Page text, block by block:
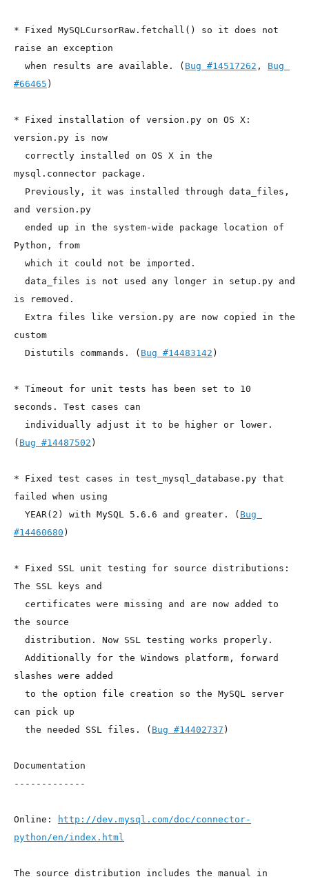
* Fixed MySQLCursorRaw.fetchall() so it does not
raise an exception
  when results are available. (
Bug #14517262 , Bug
#66465 )
* Fixed installation of version.py on OS X:
version.py is now
mysql.connector package.
and version.py
Python, from
is removed.
custom
  Distutils commands. (
Bug #14483142 )
* Timeout for unit tests has been set to 10
seconds. Test cases can
( Bug #14487502 )
* Fixed test cases in test_mysql_database.py that
failed when using
  YEAR(2) with MySQL 5.6.6 and greater. (
Bug
#14460680 )
* Fixed SSL unit testing for source distributions:
The SSL keys and
the source
slashes were added
can pick up
  the needed SSL files. (
Bug #14402737 )
Documentation
-------------
Online:
http://dev.mysql.com/doc/connector-
python/en/index.html
The source distribution includes the manual in